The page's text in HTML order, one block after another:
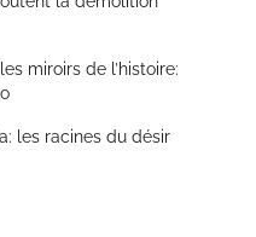
miroirs de l’histoire:
les racines du désir